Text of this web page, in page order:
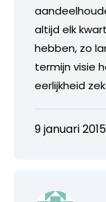
altijd elk
hebben, zo
termijn visie
eerlijkheid
9 januari